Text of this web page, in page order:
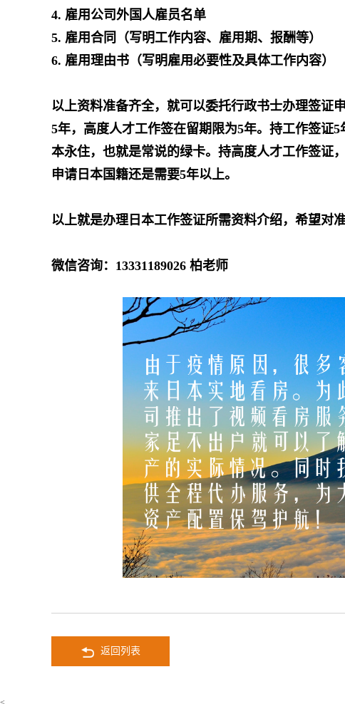
4. 雇用公司外国人雇员名单
5. 雇用合同（写明工作内容、雇用期、报酬等）
6. 雇用理由书（写明雇用必要性及具体工作内容）
以上资料准备齐全，就可以委托行政书士办理签证
5年，高度人才工作签在留期限为5年。持工作签证
本永住，也就是常说的绿卡。持高度人才工作签证
申请日本国籍还是需要5年以上。
以上就是办理日本工作签证所需资料介绍，希望对
微信咨询：13331189026 柏老师
返回列表